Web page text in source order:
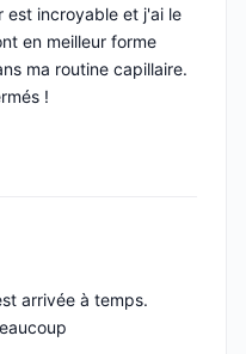
incroyable et j'ai le
en meilleur forme
ma routine capillaire.
!
arrivée à temps.